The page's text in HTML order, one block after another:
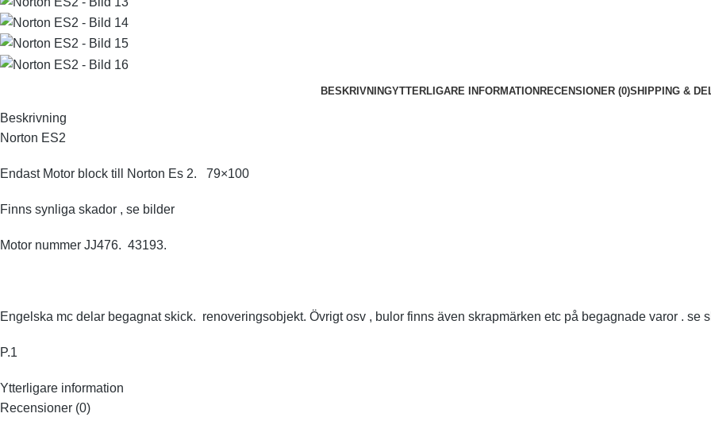
BESKRIVNINGYTTERLIGARE INFORMATION RECENSIONER (0)SHIPPING &
Beskrivning
Norton ES2
Endast Motor block till Norton Es 2. 79×100
Finns synliga skador , se bilder
Motor nummer JJ476. 43193.
Engelska mc delar begagnat skick. renoveringsobjekt. Övrigt osv , bulor finns även skrapmärken etc på begagnade varor . se
P.1
Ytterligare information
Recensioner (0)